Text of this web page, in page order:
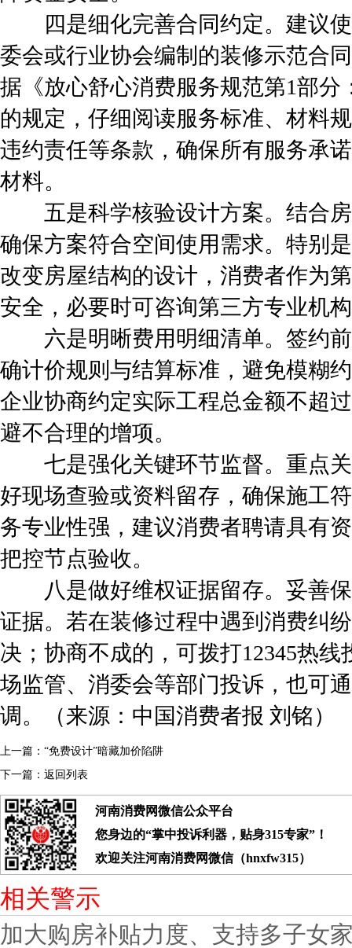
四是细化完善合同约定。建议使
委会或行业协会编制的装修示范合
据《放心舒心消费服务规范第1部
的规定，仔细阅读服务标准、材料
违约责任等条款，确保所有服务承
材料。
五是科学核验设计方案。结合房
确保方案符合空间使用需求。特别
改变房屋结构的设计，消费者作为
安全，必要时可咨询第三方专业机
六是明晰费用明细清单。签约前
确计价规则与结算标准，避免模糊
企业协商约定实际工程总金额不超
避不合理的增项。
七是强化关键环节监督。重点关
好现场查验或资料留存，确保施工
务专业性强，建议消费者聘请具有
把控节点验收。
八是做好维权证据留存。妥善保
证据。若在装修过程中遇到消费纠
决；协商不成的，可拨打12345热
场监管、消委会等部门投诉，也可
调。（来源：中国消费者报 刘铭）
上一篇： “免费设计”暗藏加价陷阱
下一篇： 返回列表
河南消费网微信公众平台
您身边的“掌中投诉利器，贴身315专家”！
欢迎关注河南消费网微信（hnxfw315）
相关警示
加大购房补贴力度、支持多子女